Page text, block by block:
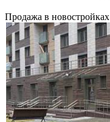
Продажа в новостройках